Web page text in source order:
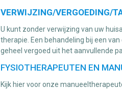
VERWIJZING/VERGOEDING/
U kunt zonder verwijzing van uw
therapie. Een behandeling bij een
geheel vergoed uit het aanvullende
FYSIOTHERAPEUTEN EN
Kijk hier voor onze